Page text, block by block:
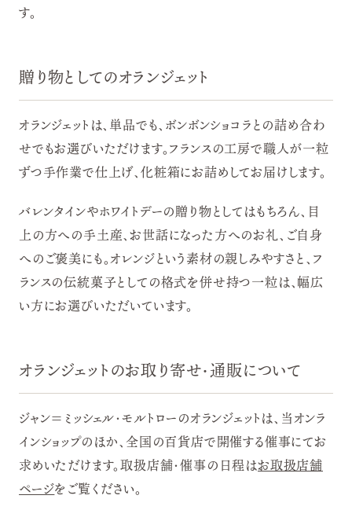
す。
贈り物としてのオランジェット
オランジェットは、単品でも、ボンボンショコラとの詰め合わ
せでもお選びいただけます。フランスの工房で職人が一粒
ずつ手作業で仕上げ、化粧箱にお詰めしてお届けします。
バレンタインやホワイトデーの贈り物としてはもちろん、目
上の方への手土産、お世話になった方へのお礼、ご自身
へのご褒美にも。オレンジという素材の親しみやすさと、フ
ランスの伝統菓子としての格式を併せ持つ一粒は、幅広
い方にお選びいただいています。
オランジェットのお取り寄せ・通販について
ジャン＝ミッシェル・モルトローのオランジェットは、当オンラ
インショップのほか、全国の百貨店で開催する催事にてお
求めいただけます。取扱店舗・催事の日程はお取扱店舗
ページをご覧ください。